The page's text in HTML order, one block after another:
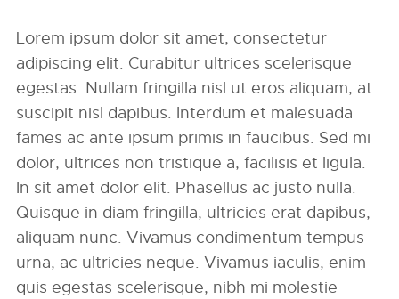
Lorem ipsum dolor sit amet, consectetur
adipiscing elit. Curabitur ultrices scelerisque
egestas. Nullam fringilla nisl ut eros aliquam, at
suscipit nisl dapibus. Interdum et malesuada
fames ac ante ipsum primis in faucibus. Sed mi
dolor, ultrices non tristique a, facilisis et ligula.
In sit amet dolor elit. Phasellus ac justo nulla.
Quisque in diam fringilla, ultricies erat dapibus,
aliquam nunc. Vivamus condimentum tempus
urna, ac ultricies neque. Vivamus iaculis, enim
quis egestas scelerisque, nibh mi molestie